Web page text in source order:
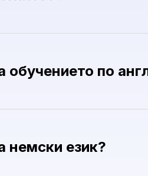
по
немски език?